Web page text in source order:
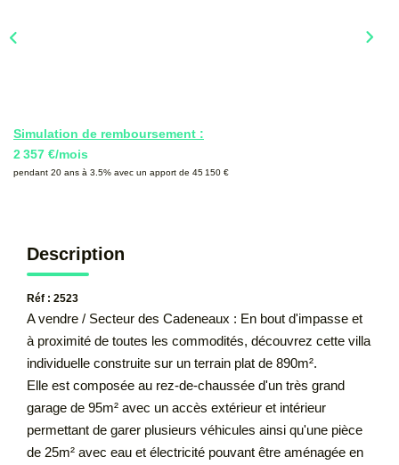
Simulation de remboursement :
2 357 €/mois
pendant 20 ans à 3.5% avec un apport de 45 150 €
Description
Réf : 2523
A vendre / Secteur des Cadeneaux : En bout d'impasse et
à proximité de toutes les commodités, découvrez cette villa
individuelle construite sur un terrain plat de 890m².
Elle est composée au rez-de-chaussée d'un très grand
garage de 95m² avec un accès extérieur et intérieur
permettant de garer plusieurs véhicules ainsi qu'une pièce
de 25m² avec eau et électricité pouvant être aménagée en